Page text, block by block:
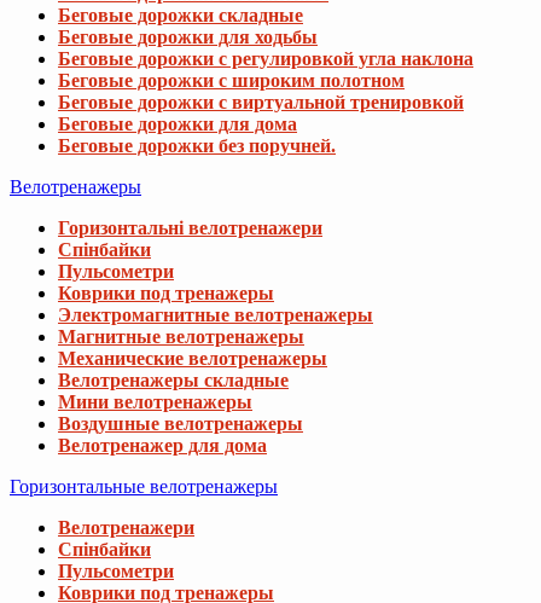
Беговые дорожки складные
Беговые дорожки для ходьбы
Беговые дорожки с регулировкой угла наклона
Беговые дорожки с широким полотном
Беговые дорожки с виртуальной тренировкой
Беговые дорожки для дома
Беговые дорожки без поручней.
Велотренажеры
Горизонтальні велотренажери
Спінбайки
Пульсометри
Коврики под тренажеры
Электромагнитные велотренажеры
Магнитные велотренажеры
Механические велотренажеры
Велотренажеры складные
Мини велотренажеры
Воздушные велотренажеры
Велотренажер для дома
Горизонтальные велотренажеры
Велотренажери
Спінбайки
Пульсометри
Коврики под тренажеры